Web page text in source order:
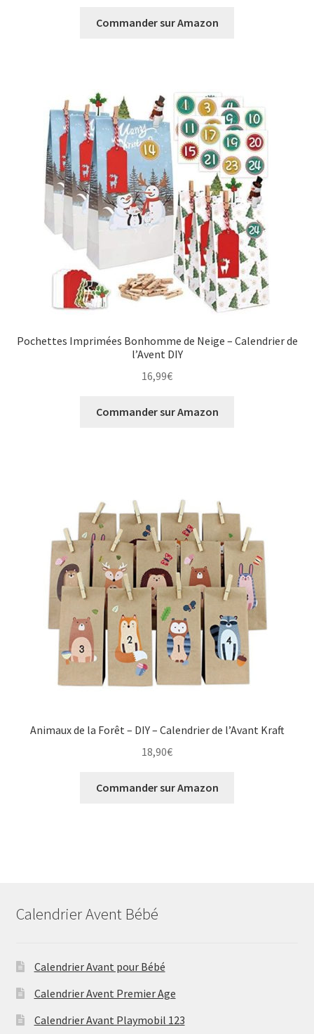
Commander sur Amazon
Pochettes Imprimées Bonhomme de Neige – Calendrier de
l’Avent DIY
16,99€
Commander sur Amazon
Animaux de la Forêt – DIY – Calendrier de l’Avant Kraft
18,90€
Commander sur Amazon
Calendrier Avent Bébé
Calendrier Avant pour Bébé
Calendrier Avent Premier Age
Calendrier Avant Playmobil 123